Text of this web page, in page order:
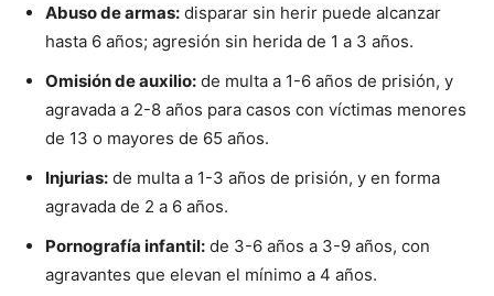
Abuso de armas: disparar sin herir puede alcanzar
hasta 6 años; agresión sin herida de 1 a 3 años.
Omisión de auxilio: de multa a 1-6 años de prisión, y
agravada a 2-8 años para casos con víctimas menores
de 13 o mayores de 65 años.
Injurias: de multa a 1-3 años de prisión, y en forma
agravada de 2 a 6 años.
Pornografía infantil: de 3-6 años a 3-9 años, con
agravantes que elevan el mínimo a 4 años.